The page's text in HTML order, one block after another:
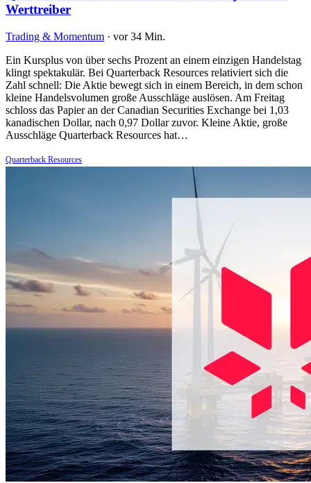
Werttreiber
Trading & Momentum · vor 34 Min.
Ein Kursplus von über sechs Prozent an einem einzigen Handelstag
klingt spektakulär. Bei Quarterback Resources relativiert sich die
Zahl schnell: Die Aktie bewegt sich in einem Bereich, in dem schon
kleine Handelsvolumen große Ausschläge auslösen. Am Freitag
schloss das Papier an der Canadian Securities Exchange bei 1,03
kanadischen Dollar, nach 0,97 Dollar zuvor. Kleine Aktie, große
Ausschläge Quarterback Resources hat…
Quarterback Resources